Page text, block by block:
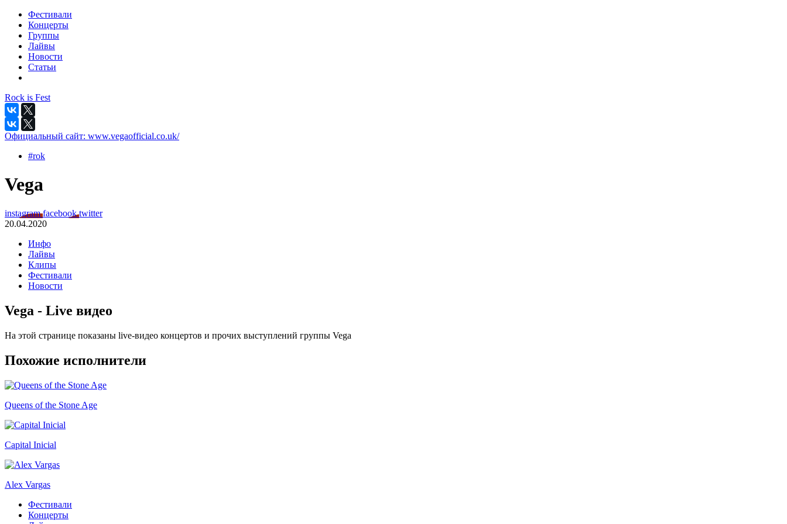
Фестивали
Концерты
Группы
Лайвы
Новости
Статьи
Rock is Fest
Официальный сайт: www.vegaofficial.co.uk/
#rok
Vega
instagramfacebooktwitter
20.04.2020
Инфо
Лайвы
Клипы
Фестивали
Новости
Vega - Live видео
На этой странице показаны live-видео концертов и прочих выступлений группы Vega
Похожие исполнители
Queens of the Stone Age
Capital Inicial
Alex Vargas
Фестивали
Концерты